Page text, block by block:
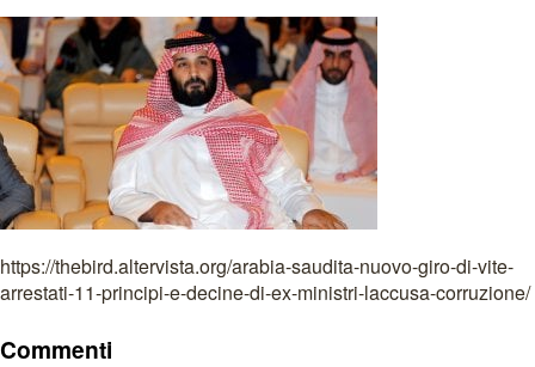
https://thebird.altervista.org/arabia-saudita-nuovo-giro-di-vite-
arrestati-11-principi-e-decine-di-ex-ministri-laccusa-corruzione/
Commenti